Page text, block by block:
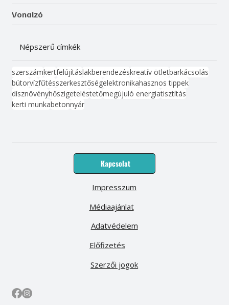
Vonalzó
Népszerű címkék
szerszámkertfelújításlakberendezéskreatív ötletbarkácsolás
bútorvízfűtésszerkesztőségelektronikahasznos tippek
dísznövényhőszigeteléstetőmegújuló energiatisztítás
kerti munkabetonnyár
Kapcsolat
Médiaajánlat
Előfizetés
Impresszum
Adatvédelem
Szerzői jogok